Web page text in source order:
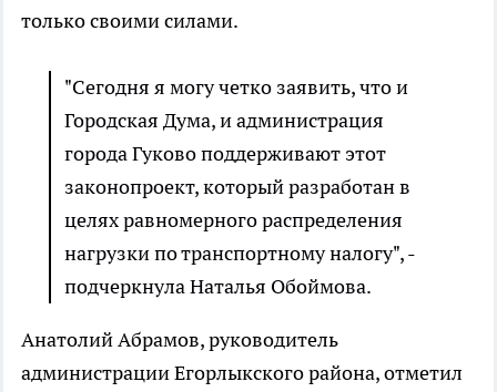
только своими силами.
"Сегодня я могу четко заявить, что и
Городская Дума, и администрация
города Гуково поддерживают этот
законопроект, который разработан в
целях равномерного распределения
нагрузки по транспортному налогу", -
подчеркнула Наталья Обоймова.
Анатолий Абрамов, руководитель
администрации Егорлыкского района, отметил